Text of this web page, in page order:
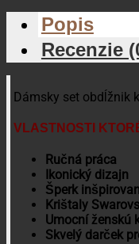
Popis
Recenzie
Dámsky set obdĺžnik
VLASTNOSTI
Ručná práca
Ikonický dizajn
Šperk
Krištaly
Umocní ženskú
Skvelý darček